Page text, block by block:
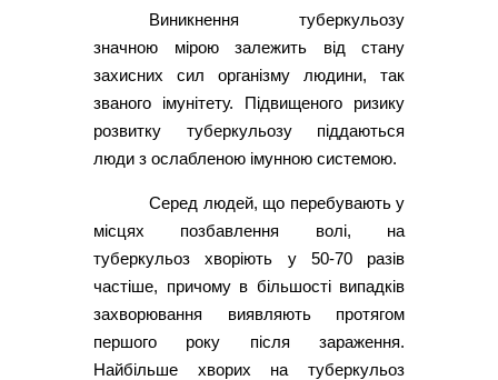
Виникнення туберкульозу
значною мірою залежить від стану
захисних сил організму людини, так
званого імунітету. Підвищеного ризику
розвитку туберкульозу піддаються
люди з ослабленою імунною системою.
Серед людей, що перебувають у
місцях позбавлення волі, на
туберкульоз хворіють у 50-70 разів
частіше, причому в більшості випадків
захворювання виявляють протягом
першого року після зараження.
Найбільше хворих на туберкульоз